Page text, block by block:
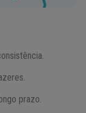
prazo.